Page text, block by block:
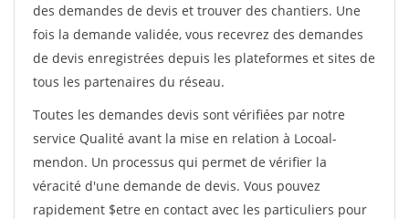
des demandes de devis et trouver des chantiers. Une
fois la demande validée, vous recevrez des demandes
de devis enregistrées depuis les plateformes et sites de
tous les partenaires du réseau.
Toutes les demandes devis sont vérifiées par notre
service Qualité avant la mise en relation à Locoal-
mendon. Un processus qui permet de vérifier la
véracité d'une demande de devis. Vous pouvez
rapidement $etre en contact avec les particuliers pour